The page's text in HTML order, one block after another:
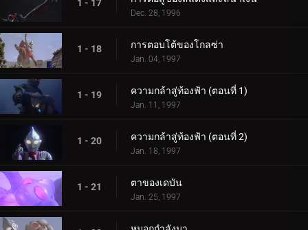
1 - 17
Dec. 28, 1996
1 - 18 การตอบโต้ของโกลซ่า
Jan. 04, 1997
1 - 19 ความกล้าสู่ท้องฟ้า (ตอนที่ 1)
Jan. 11, 1997
1 - 20 ความกล้าสู่ท้องฟ้า (ตอนที่ 2)
Jan. 18, 1997
1 - 21 ตาของเดบัน
Jan. 25, 1997